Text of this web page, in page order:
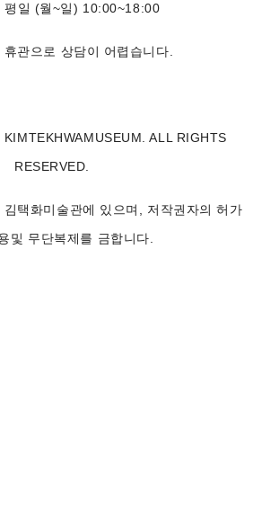
일 (월~일) 10:00~18:00
휴관으로 상담이 어렵습니다.
ALL RIGHTS
RESERVED.
택화미술관에 있으며, 저작권자의 허가
및 무단복제를 금합니다.